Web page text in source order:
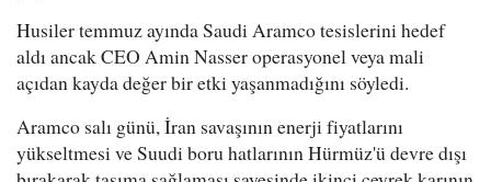
Husiler temmuz ayında Saudi Aramco tesislerini hedef
aldı ancak CEO Amin Nasser operasyonel veya mali
açıdan kayda değer bir etki yaşanmadığını söyledi.
Aramco salı günü, İran savaşının enerji fiyatlarını
yükseltmesi ve Suudi boru hatlarının Hürmüz'ü devre dışı